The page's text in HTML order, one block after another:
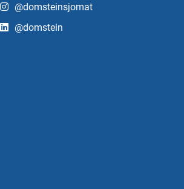
@domsteinsjomat
@domstein